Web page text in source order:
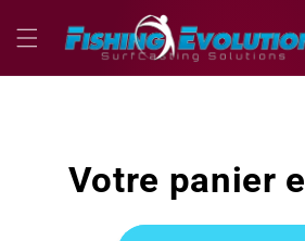
passer
au
contenu
Votre panier